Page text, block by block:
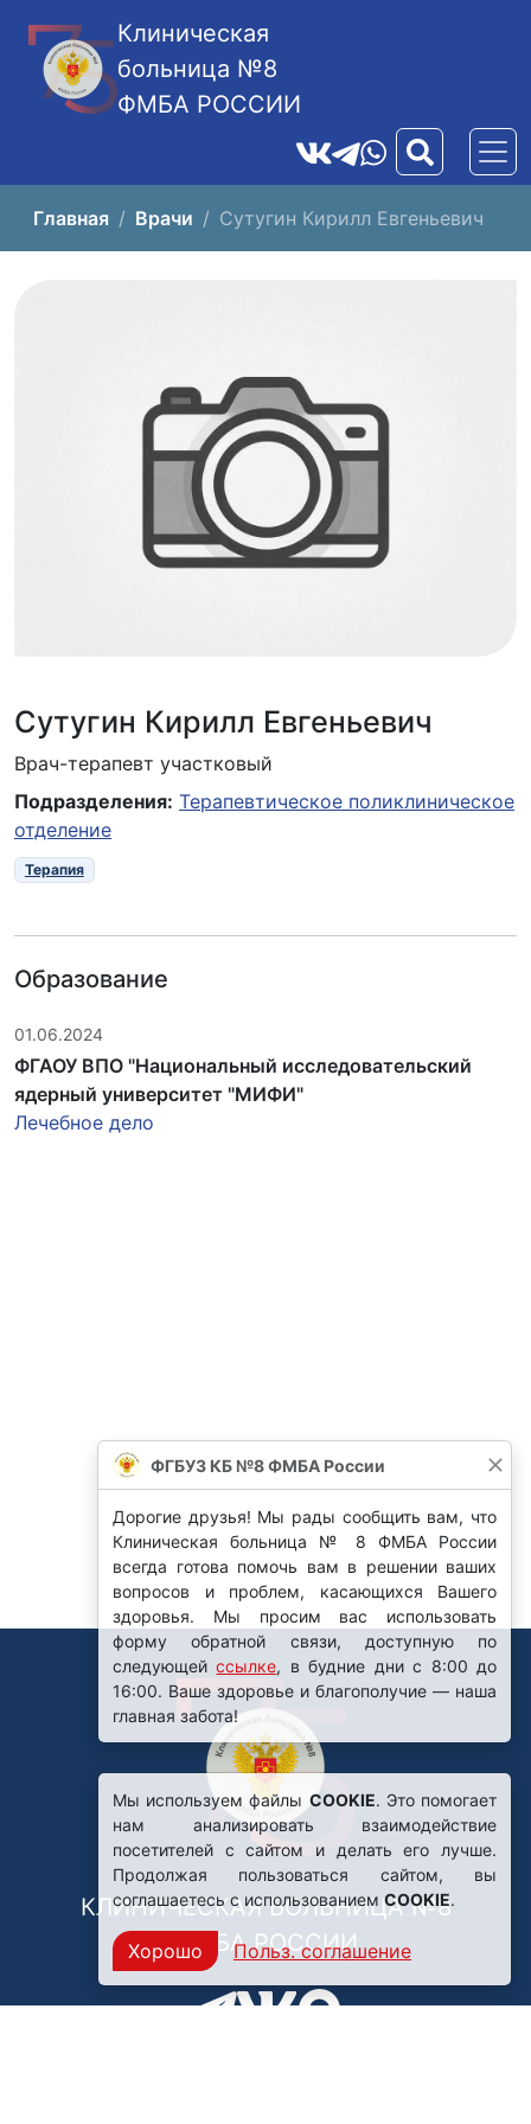
Клиническая
больница №8
ФМБА РОССИИ
Главная Врачи Сутугин Кирилл Евгеньевич
Сутугин Кирилл Евгеньевич
Врач-терапевт участковый
Подразделения: Терапевтическое поликлиническое
отделение
Терапия
Образование
01.06.2024
ФГАОУ ВПО "Национальный исследовательский
ядерный университет "МИФИ"
Лечебное дело
КЛИНИЧЕСКАЯ БОЛЬНИЦА №8
ФМБА РОССИИ
ФГБУЗ КБ №8 ФМБА России
Дорогие друзья! Мы рады сообщить вам, что
Клиническая больница № 8 ФМБА России
всегда готова помочь вам в решении ваших
вопросов и проблем, касающихся Вашего
здоровья. Мы просим вас использовать
форму обратной связи, доступную по
следующейссылке, в будние дни с 8:00 до
16:00. Ваше здоровье и благополучие — наша
главная забота!
Мы используем файлы COOKIE. Это помогает
нам анализировать взаимодействие
посетителей с сайтом и делать его лучше.
Продолжая пользоваться сайтом, вы
соглашаетесь с использованиемCOOKIE.
Хорошо Польз. соглашение